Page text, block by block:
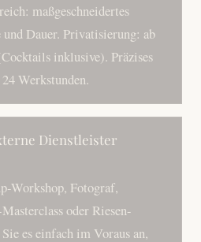
maßgeschneidertes
Dauer. Privatisierung: ab
inklusive). Präzises
Werkstunden.
Dienstleister
Workshop, Fotograf,
oder Riesen-
es einfach im Voraus an,